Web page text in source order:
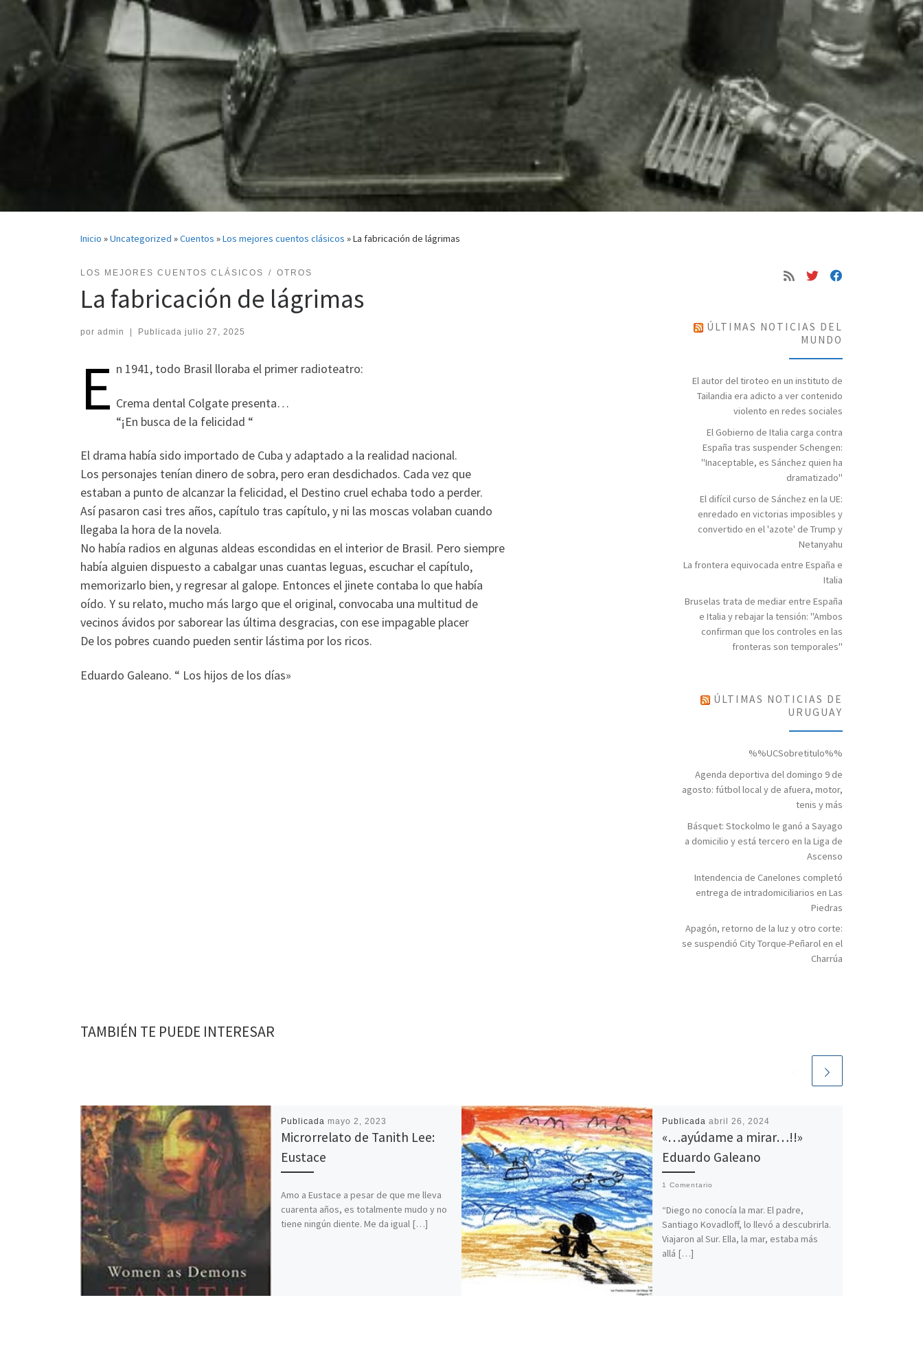
Inicio »Uncategorized »Cuentos »Los mejores cuentos clásicos »La fabricación de lágrimas
LOS MEJORES CUENTOS CLÁSICOS OTROS
La fabricación de lágrimas
por admin Publicada julio 27, 2025
E n 1941, todo Brasil lloraba el primer radioteatro:
Crema dental Colgate presenta…
“¡En busca de la felicidad “
El drama había sido importado de Cuba y adaptado a la realidad nacional.
Los personajes tenían dinero de sobra, pero eran desdichados. Cada vez que
estaban a punto de alcanzar la felicidad, el Destino cruel echaba todo a perder.
Así pasaron casi tres años, capítulo tras capítulo, y ni las moscas volaban cuando
llegaba la hora de la novela.
No había radios en algunas aldeas escondidas en el interior de Brasil. Pero siempre
había alguien dispuesto a cabalgar unas cuantas leguas, escuchar el capítulo,
memorizarlo bien, y regresar al galope. Entonces el jinete contaba lo que había
oído. Y su relato, mucho más largo que el original, convocaba una multitud de
vecinos ávidos por saborear las última desgracias, con ese impagable placer
De los pobres cuando pueden sentir lástima por los ricos.
Eduardo Galeano. “ Los hijos de los días»
TAMBIÉN TE PUEDE INTERESAR
Publicada mayo 2, 2023
Microrrelato de Tanith Lee:
Eustace
Amo a Eustace a pesar de que me lleva
cuarenta años, es totalmente mudo y no
tiene ningún diente. Me da igual […]
Publicada abril 26, 2024
«…ayúdame a mirar…!!»
Eduardo Galeano
1 Comentario
“Diego no conocía la mar. El padre,
Santiago Kovadloff, lo llevó a descubrirla.
Viajaron al Sur. Ella, la mar, estaba más
allá […]
ÚLTIMAS NOTICIAS DEL
MUNDO
El autor del tiroteo en un instituto de
Tailandia era adicto a ver contenido
violento en redes sociales
El Gobierno de Italia carga contra
España tras suspender Schengen:
"Inaceptable, es Sánchez quien ha
dramatizado"
El difícil curso de Sánchez en la UE:
enredado en victorias imposibles y
convertido en el 'azote' de Trump y
Netanyahu
La frontera equivocada entre España e
Italia
Bruselas trata de mediar entre España
e Italia y rebajar la tensión: "Ambos
confirman que los controles en las
fronteras son temporales"
ÚLTIMAS NOTICIAS DE
URUGUAY
%%UCSobretitulo%%
Agenda deportiva del domingo 9 de
agosto: fútbol local y de afuera, motor,
tenis y más
Básquet: Stockolmo le ganó a Sayago
a domicilio y está tercero en la Liga de
Ascenso
Intendencia de Canelones completó
entrega de intradomiciliarios en Las
Piedras
Apagón, retorno de la luz y otro corte:
se suspendió City Torque-Peñarol en el
Charrúa